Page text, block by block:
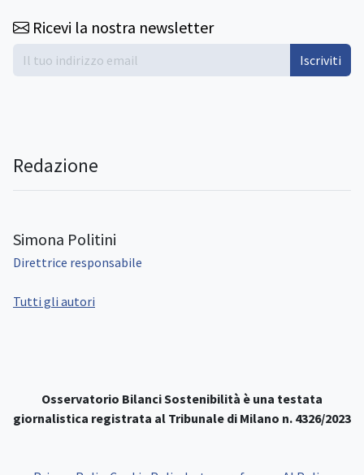
Ricevi la nostra newsletter
Iscriviti
Redazione
Simona Politini
Direttrice responsabile
Tutti gli autori
Osservatorio Bilanci Sostenibilità è una testata
giornalistica registrata al Tribunale di Milano n. 4326/2023